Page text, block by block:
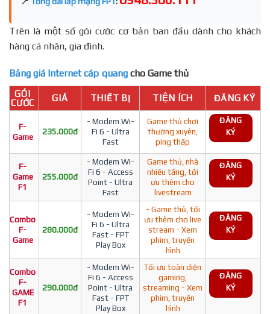
Trên là một số gói cước cơ bản ban đầu dành cho khách
hàng cá nhân, gia đình.
Bảng giá Internet cáp quang cho Game thủ
GÓI
CƯỚC
GIÁ THIẾT BỊ TIỆN ÍCH ĐĂNG KÝ
F-
Game
235.000đ
- Modem Wi-
Fi 6 - Ultra
Fast
Game thủ chơi
thường xuyên,
ping thấp
ĐĂNG
KÝ
F-
Game
F1
255.000đ
- Modem Wi-
Fi 6 - Access
Point - Ultra
Fast
Game thủ, nhà
nhiều tầng, tối
ưu thêm cho
livestream
ĐĂNG
KÝ
Combo
F-
Game
280.000đ
- Modem Wi-
Fi 6 - Ultra
Fast - FPT
Play Box
- Game thủ, tối
ưu thêm cho live
stream - Xem
phim, truyền
hình
ĐĂNG
KÝ
Combo
F-
GAME
F1
290.000đ
- Modem Wi-
Fi 6 - Access
Point - Ultra
Fast - FPT
Play Box
Tối ưu toàn diện
gaming,
streaming - Xem
phim, truyền
hình
ĐĂNG
KÝ